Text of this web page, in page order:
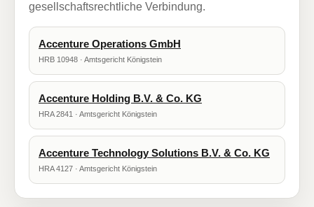
gesellschaftsrechtliche Verbindung.
Accenture Operations GmbH
HRB 10948 · Amtsgericht Königstein
Accenture Holding B.V. & Co. KG
HRA 2841 · Amtsgericht Königstein
Accenture Technology Solutions B.V. & Co. KG
HRA 4127 · Amtsgericht Königstein